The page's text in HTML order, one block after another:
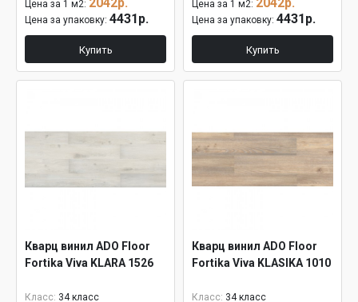
Цена за 1 м2:
Цена за упаковку: 4431р.
Купить
Цена за 1 м2:
Цена за упаковку: 4431р.
Купить
Кварц винил ADO Floor
Fortika Viva KLARA 1526
Класс: 34 класс
Кварц винил ADO Floor
Fortika Viva KLASIKA 1010
Класс: 34 класс